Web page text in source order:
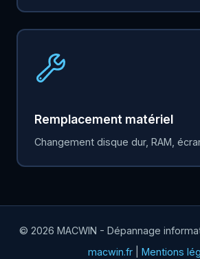
Remplacement matériel
Changement disque dur, RAM,
© 2026 MACWIN - Dépannage
macwin.fr| Mentions